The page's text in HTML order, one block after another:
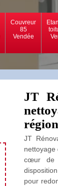
Couvreur
85
Vendée
JT
JT
nettoyage
cœur de
pour